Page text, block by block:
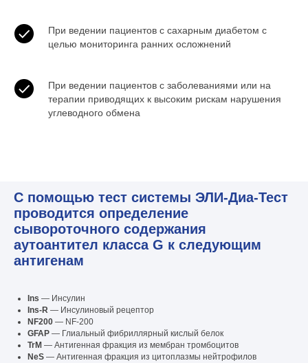
При ведении пациентов с сахарным диабетом с
целью мониторинга ранних осложнений
При ведении пациентов с заболеваниями или на
терапии приводящих к высоким рискам нарушения
углеводного обмена
С помощью тест системы ЭЛИ-Диа-Тест
проводится определение
сывороточного содержания
аутоантител класса G к следующим
антигенам
Ins — Инсулин
Ins-R — Инсулиновый рецептор
NF200 — NF-200
GFAP — Глиальный фибриллярный кислый белок
TrM — Антигенная фракция из мембран тромбоцитов
NeS — Антигенная фракция из цитоплазмы нейтрофилов